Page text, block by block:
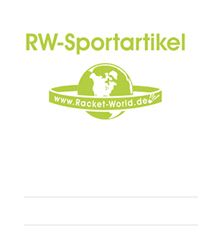
springen